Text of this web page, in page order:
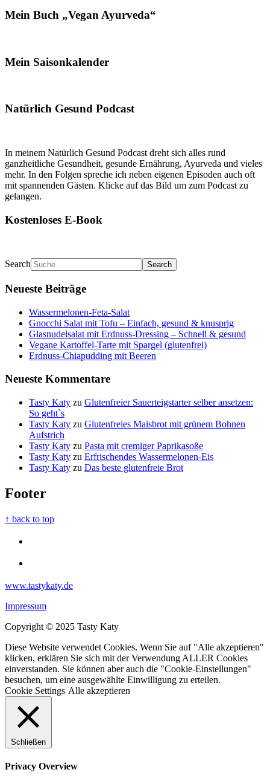
Mein Buch „Vegan Ayurveda“
Mein Saisonkalender
Natürlich Gesund Podcast
In meinem Natürlich Gesund Podcast dreht sich alles rund
ganzheitliche Gesundheit, gesunde Ernährung, Ayurveda und vieles
mehr. In den Folgen spreche ich neben eigenen Episoden auch oft
mit spannenden Gästen. Klicke auf das Bild um zum Podcast zu
gelangen.
Kostenloses E-Book
Search
Neueste Beiträge
Wassermelonen-Feta-Salat
Gnocchi Salat mit Tofu – Einfach, gesund & knusprig
Glasnudelsalat mit Erdnuss-Dressing – Schnell & gesund
Vegane Kartoffel-Tarte mit Spargel (glutenfrei)
Erdnuss-Chiapudding mit Beeren
Neueste Kommentare
Tasty Katy zu Glutenfreier Sauerteigstarter selber ansetzen:
So geht`s
Tasty Katy zu Glutenfreies Maisbrot mit grünem Bohnen
Aufstrich
Tasty Katy zu Pasta mit cremiger Paprikasoße
Tasty Katy zu Erfrischendes Wassermelonen-Eis
Tasty Katy zu Das beste glutenfreie Brot
Footer
↑ back to top
www.tastykaty.de
Impressum
Copyright © 2025 Tasty Katy
Diese Website verwendet Cookies. Wenn Sie auf "Alle akzeptieren"
klicken, erklären Sie sich mit der Verwendung ALLER Cookies
einverstanden. Sie können aber auch die "Cookie-Einstellungen"
besuchen, um eine ausgewählte Einwilligung zu erteilen.
Cookie Settings Alle akzeptieren
Schließen
Privacy Overview